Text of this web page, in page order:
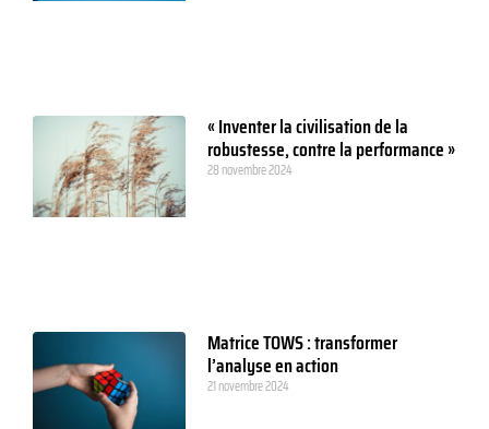
« Inventer la civilisation de la
robustesse, contre la performance »
28 novembre 2024
Matrice TOWS : transformer
l’analyse en action
21 novembre 2024